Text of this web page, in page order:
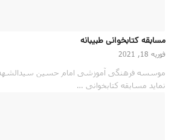
مسابقه کتابخوانی طبیبانه
فوریه 18, 2021
موسسه فرهنگی آموزشی امام حسین
نماید مسابقه کتابخوانی …